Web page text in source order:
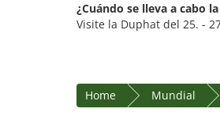
¿Cuándo se lleva a cabo
Visite la Duphat del 25. -
Home Mundial